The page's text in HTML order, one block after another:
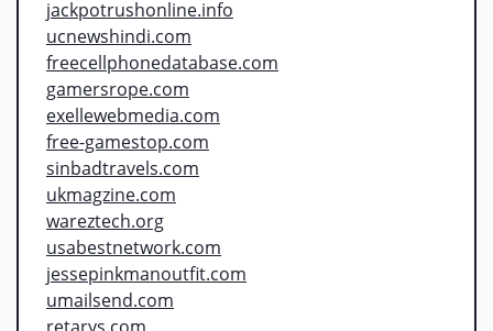
jackpotrushonline.info
ucnewshindi.com
freecellphonedatabase.com
gamersrope.com
exellewebmedia.com
free-gamestop.com
sinbadtravels.com
ukmagzine.com
wareztech.org
usabestnetwork.com
jessepinkmanoutfit.com
umailsend.com